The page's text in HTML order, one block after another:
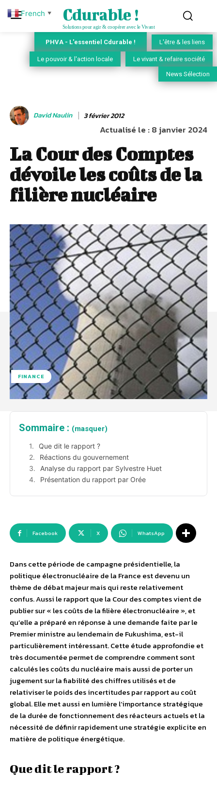
Cdurable !
Solutions pour agir & coopérer avec le Vivant
PHVA - L'essentiel Cdurable ! L'être & les liens
Le pouvoir & l'action locale Le vivant & refaire société
News Sélection
David Naulin 3 février 2012
Actualisé le :8 janvier 2024
La Cour des Comptes
dévoile les coûts de la
filière nucléaire
FINANCE
Sommaire : (masquer)
Que dit le rapport ?
Réactions du gouvernement
Analyse du rapport par Sylvestre Huet
Présentation du rapport par Orée
Facebook X WhatsApp
Dans cette période de campagne présidentielle, la
politique électronucléaire de la France est devenu un
thème de débat majeur mais qui reste relativement
confus. Aussi le rapport que la Cour des comptes vient de
publier sur « les coûts de la filière électronucléaire », et
qu’elle a préparé en réponse à une demande faite par le
Premier ministre au lendemain de Fukushima, est-il
particulièrement intéressant. Cette étude approfondie et
très documentée permet de comprendre comment sont
calculés les coûts du nucléaire mais aussi de porter un
jugement sur la fiabilité des chiffres utilisés et de
relativiser le poids des incertitudes par rapport au coût
global. Elle met aussi en lumière l’importance stratégique
de la durée de fonctionnement des réacteurs actuels et la
nécessité de définir rapidement une stratégie explicite en
matière de politique énergétique.
Que dit le rapport ?
French ▼